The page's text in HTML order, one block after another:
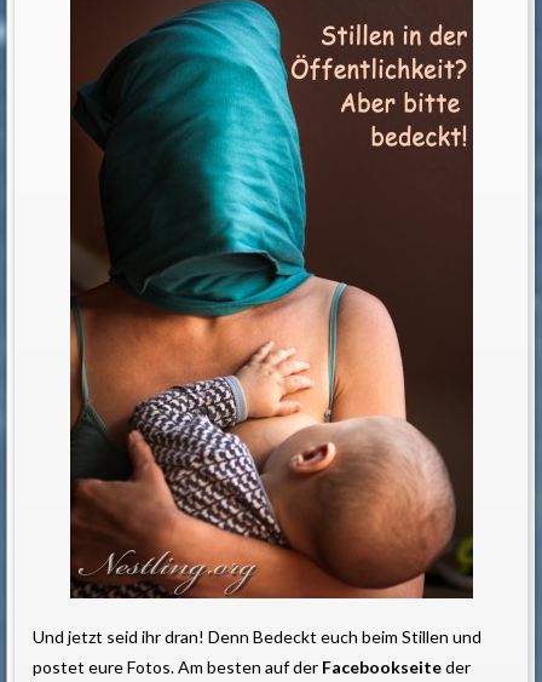
Und jetzt seid ihr dran! Denn Bedeckt euch beim Stillen und
postet eure Fotos. Am besten auf der Facebookseiteder